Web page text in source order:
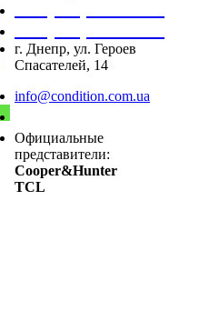
г. Днепр, ул. Героев
Спасателей, 14
info@condition.com.ua
Официальные
представители:
Cooper&Hunter
TCL